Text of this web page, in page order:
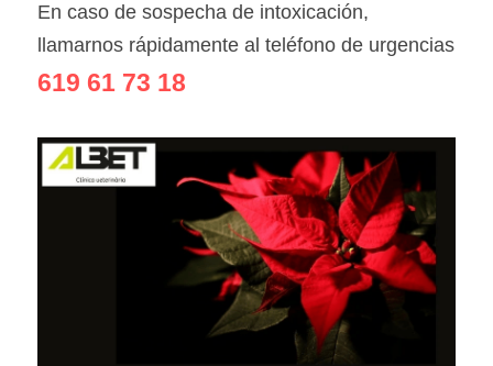
En caso de sospecha de intoxicación,
llamarnos rápidamente al teléfono de urgencias
619 61 73 18